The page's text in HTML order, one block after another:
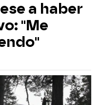
a haber
"Me